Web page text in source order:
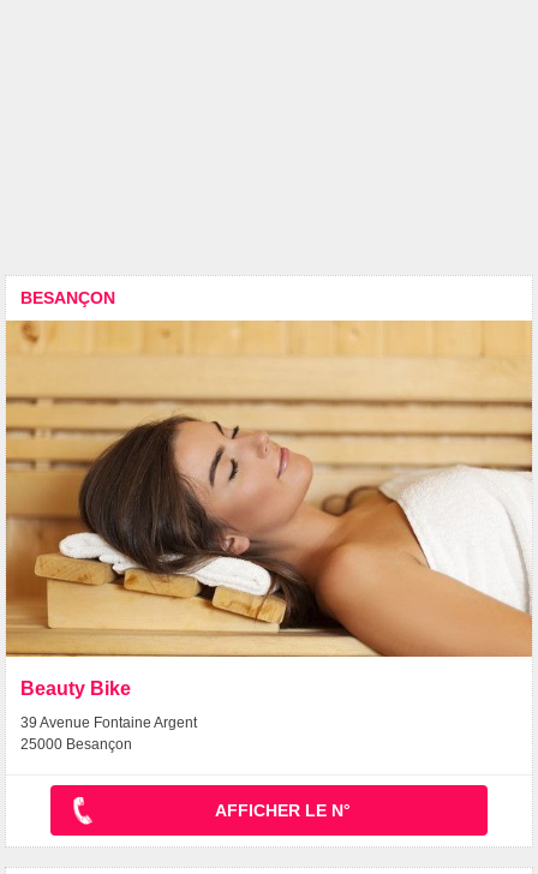
BESANÇON
Beauty Bike
39 Avenue Fontaine Argent
25000 Besançon
AFFICHER LE N°